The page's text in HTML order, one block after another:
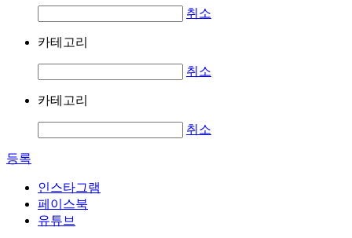
취소
카테고리
취소
카테고리
취소
등록
인스타그램
페이스북
유튜브